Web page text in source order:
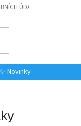
ÚDAJŮ
✨ Novinky